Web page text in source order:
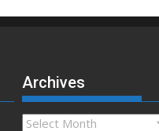
Archives
Archives